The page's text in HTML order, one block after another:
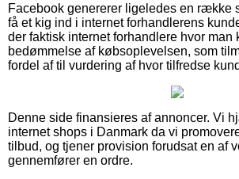
Facebook genererer ligeledes en række
få et kig ind i internet forhandlerens
der faktisk internet forhandlere hvor
bedømmelse af købsoplevelsen, som
fordel af til vurdering af hvor tilfredse
Denne side finansieres af annoncer. Vi
internet shops i Danmark da vi
tilbud, og tjener provision forudsat en af
gennemfører en ordre.